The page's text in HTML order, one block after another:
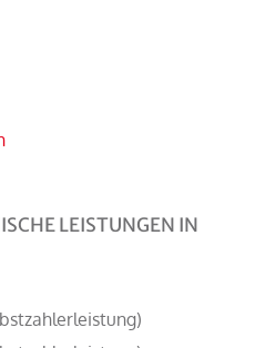
LEISTUNGEN IN